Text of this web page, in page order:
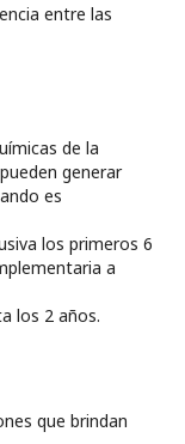
entre las
de la
generar
es
los primeros 6
a
los 2 años.
que brindan